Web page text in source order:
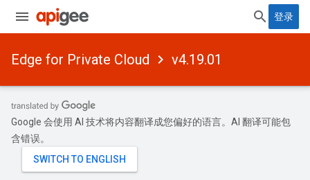
登录
Edge for Private Cloud v4.19.01
Google 会使用 AI 技术将内容翻译成您偏好的语言。AI 翻译可能包
含错误。